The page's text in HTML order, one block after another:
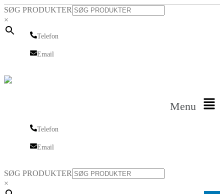
SØG PRODUKTER
×
Telefon
Email
Menu
Telefon
Email
SØG PRODUKTER
×